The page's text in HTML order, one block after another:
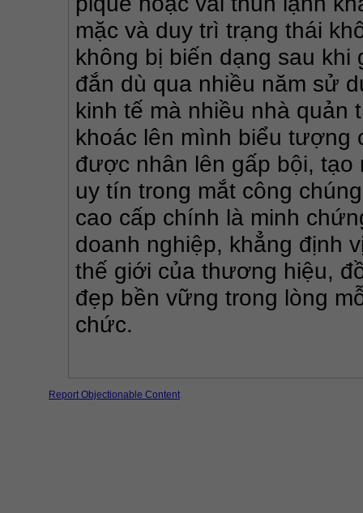
mặc và duy trì trạng thái
không bị biến dạng sau
đắn dù qua nhiều năm sử
kinh tế mà nhiều nhà quản
khoác lên mình biểu tượng
được nhân lên gấp bội, tạo
uy tín trong mắt công
cao cấp chính là minh
doanh nghiệp, khẳng định
thế giới của thương hiệu,
đẹp bền vững trong lòng
chức.
Report Objectionable Content